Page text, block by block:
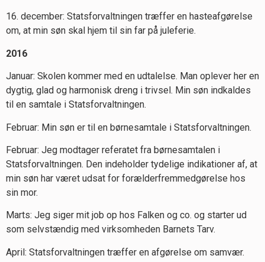
16. december: Statsforvaltningen træffer en hasteafgørelse
om, at min søn skal hjem til sin far på juleferie.
2016
Januar: Skolen kommer med en udtalelse. Man oplever her en
dygtig, glad og harmonisk dreng i trivsel. Min søn indkaldes
til en samtale i Statsforvaltningen.
Februar: Min søn er til en børnesamtale i Statsforvaltningen.
Februar: Jeg modtager referatet fra børnesamtalen i
Statsforvaltningen. Den indeholder tydelige indikationer af, at
min søn har været udsat for forælderfremmedgørelse hos
sin mor.
Marts: Jeg siger mit job op hos Falken og co. og starter ud
som selvstændig med virksomheden Barnets Tarv.
April: Statsforvaltningen træffer en afgørelse om samvær.